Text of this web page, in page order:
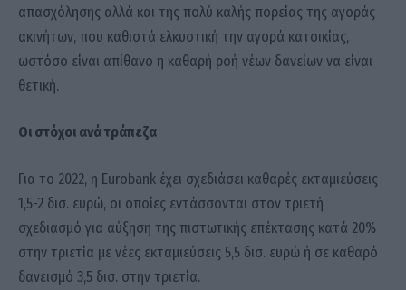
απασχόλησης αλλά και της πολύ καλής πορείας της αγοράς
ακινήτων, που καθιστά ελκυστική την αγορά κατοικίας,
ωστόσο είναι απίθανο η καθαρή ροή νέων δανείων να είναι
θετική.
Oι στόχοι ανά τράπεζα
Για το 2022, η Εurobank έχει σχεδιάσει καθαρές εκταμιεύσεις
1,5-2 δισ. ευρώ, οι οποίες εντάσσονται στον τριετή
σχεδιασμό για αύξηση της πιστωτικής επέκτασης κατά 20%
στην τριετία με νέες εκταμιεύσεις 5,5 δισ. ευρώ ή σε καθαρό
δανεισμό 3,5 δισ. στην τριετία.